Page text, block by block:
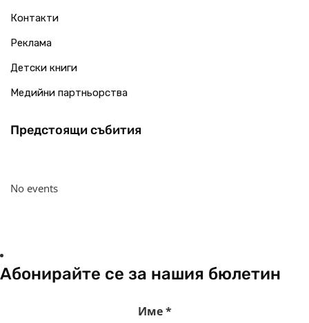
Контакти
Реклама
Детски книги
Медийни партньорства
Предстоящи събития
No events
Абонирайте се за нашия бюлетин
Име*